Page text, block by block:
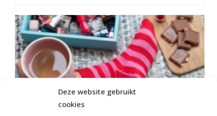
Deze website gebruikt
cookies